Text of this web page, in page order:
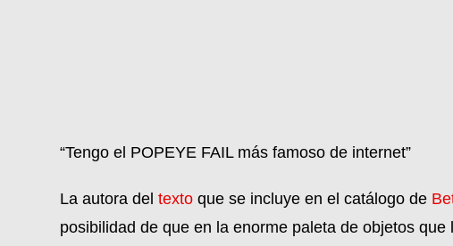
“Tengo el POPEYE FAIL más famoso de internet”
La autora deltexto que se incluye en el catálogo de
posibilidad de que en la enorme paleta de objetos